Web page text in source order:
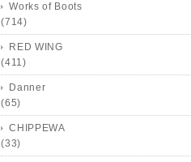
Works of Boots
(714)
RED WING
(411)
Danner
(65)
CHIPPEWA
(33)